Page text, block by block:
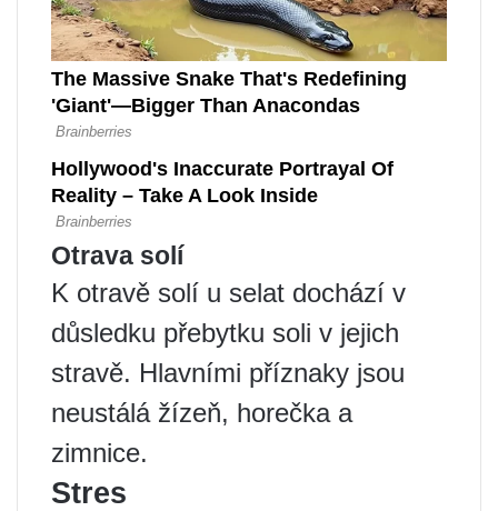
Otrava solí
K otravě solí u selat dochází v
důsledku přebytku soli v jejich
stravě. Hlavními příznaky jsou
neustálá žízeň, horečka a
zimnice.
Stres